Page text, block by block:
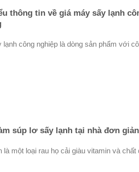
thông tin về giá máy sấy lạnh
lạnh công nghiệp là dòng sản phẩm với
súp lơ sấy lạnh tại nhà đơn
là một loại rau họ cải giàu vitamin và